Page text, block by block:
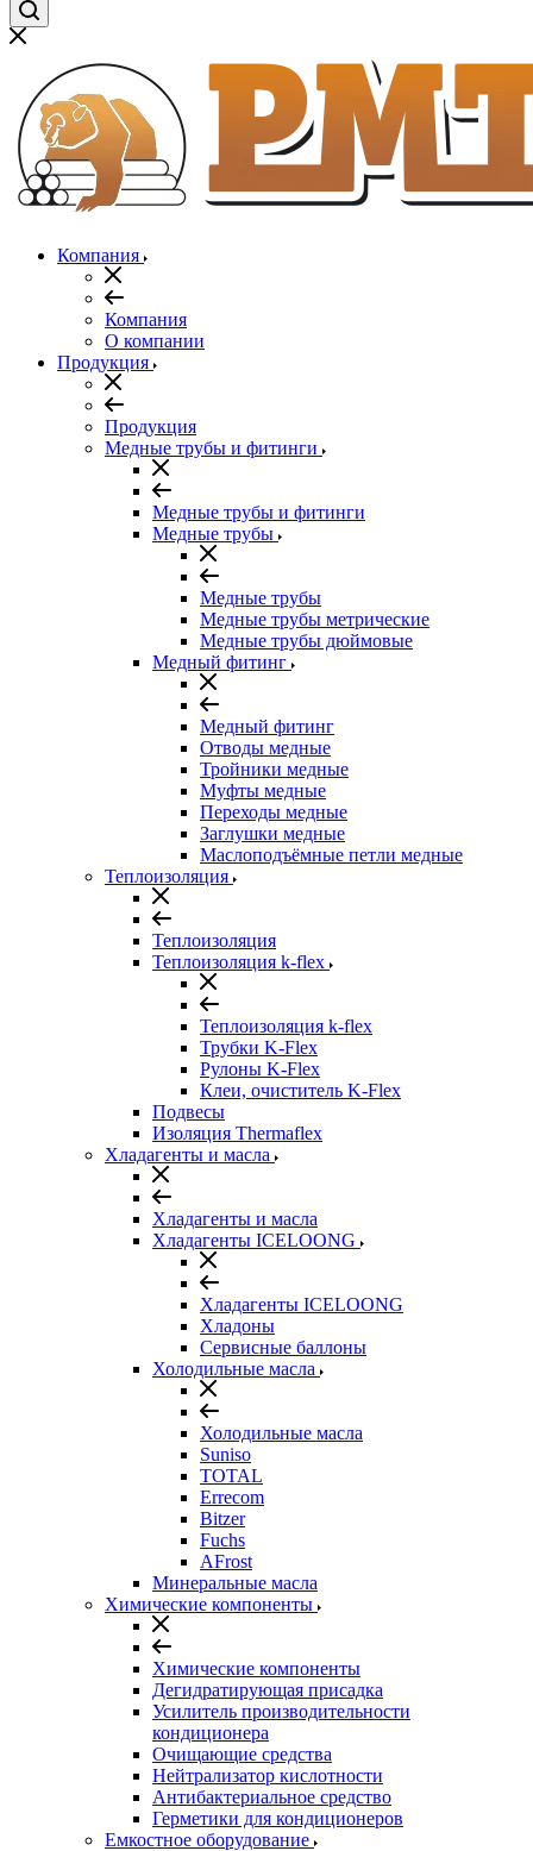
Компания
Компания
О компании
Продукция
Продукция
Медные трубы и фитинги
Медные трубы и фитинги
Медные трубы
Медные трубы
Медные трубы метрические
Медные трубы дюймовые
Медный фитинг
Медный фитинг
Отводы медные
Тройники медные
Муфты медные
Переходы медные
Заглушки медные
Маслоподъёмные петли медные
Теплоизоляция
Теплоизоляция
Теплоизоляция k-flex
Теплоизоляция k-flex
Трубки K-Flex
Рулоны K-Flex
Клеи, очиститель K-Flex
Подвесы
Изоляция Thermaflex
Хладагенты и масла
Хладагенты и масла
Хладагенты ICELOONG
Хладагенты ICELOONG
Хладоны
Сервисные баллоны
Холодильные масла
Холодильные масла
Suniso
TOTAL
Errecom
Bitzer
Fuchs
AFrost
Минеральные масла
Химические компоненты
Химические компоненты
Дегидратирующая присадка
Усилитель производительности
кондиционера
Очищающие средства
Нейтрализатор кислотности
Антибактериальное средство
Герметики для кондиционеров
Емкостное оборудование